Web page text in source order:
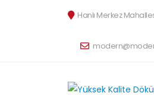
Hanlı Merkez